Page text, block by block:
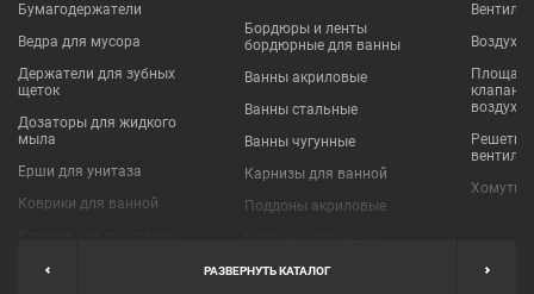
Бумагодержатели
Ведра для мусора
Держатели для зубных
щеток
Дозаторы для жидкого
мыла
Ерши для унитаза
Коврики для ванной
Мыльницы
Бордюры и ленты
бордюрные для ванны
Ванны акриловые
Ванны стальные
Ванны чугунные
Карнизы для ванной
Поддоны акриловые
Пробки для ванн
клапаны
Решетки
Хомуты
РАЗВЕРНУТЬ КАТАЛОГ